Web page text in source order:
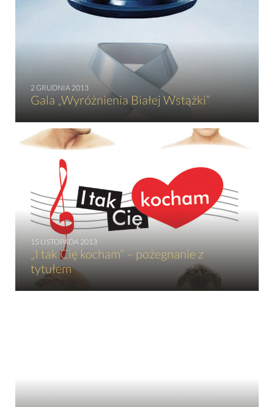
2 GRUDNIA 2013
Gala „Wyróżnienia Białej Wstążki”
15 LISTOPADA 2013
„I tak Cię kocham” – pożegnanie z
tytułem